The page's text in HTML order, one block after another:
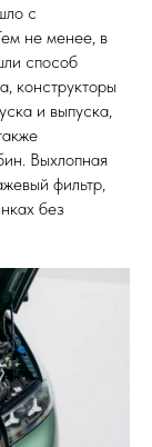
с
не менее, в
способ
конструкторы
и выпуска,
Выхлопная
фильтр,
без